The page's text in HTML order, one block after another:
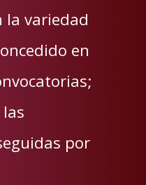
la variedad
en
por